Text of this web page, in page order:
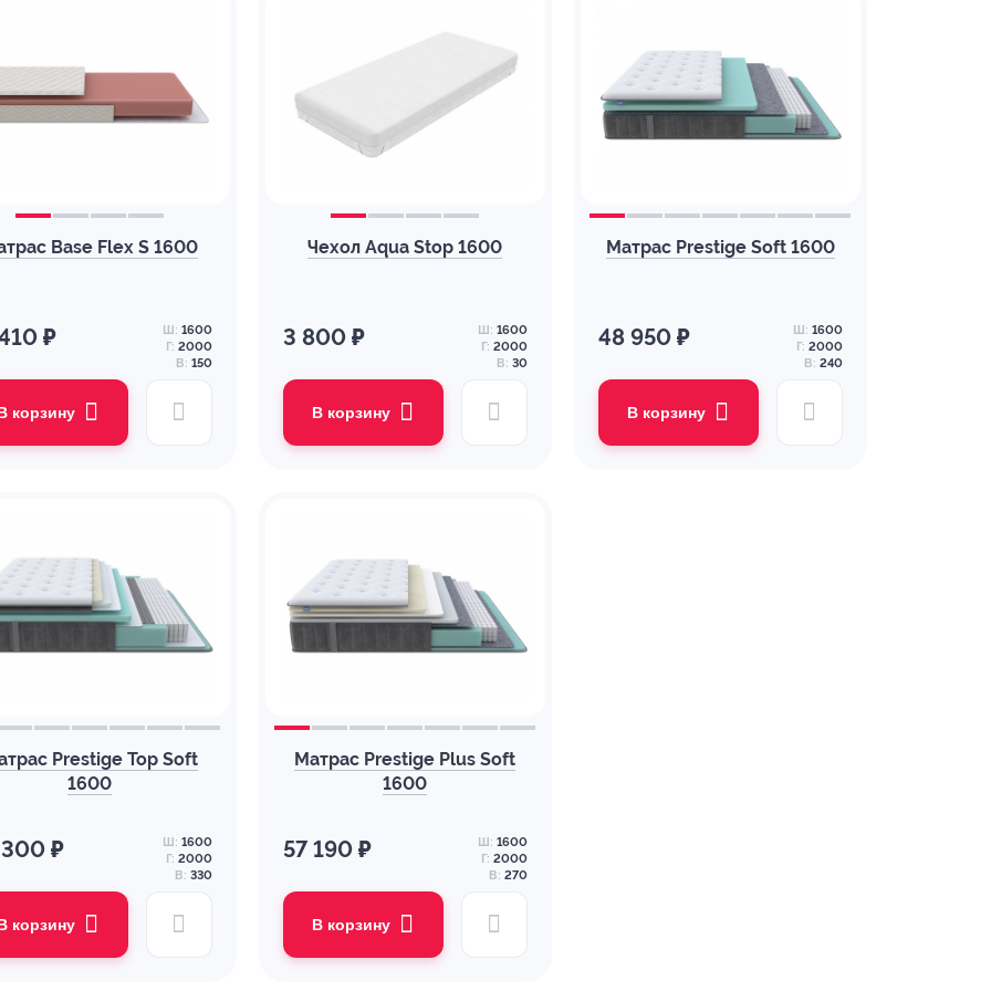
Base Flex S 1600
₽ Ш: 1600
Г: 2000
В: 150
корзину
Чехол Aqua Stop 1600
3 800 ₽ Ш: 1600
Г: 2000
В: 30
В корзину
Матрас Prestige Soft 1600
48 950 ₽ Ш: 1600
Г: 2000
В: 240
В корзину
Prestige Top Soft
1600
₽ Ш: 1600
Г: 2000
В: 330
корзину
Матрас Prestige Plus Soft
1600
57 190 ₽ Ш: 1600
Г: 2000
В: 270
В корзину